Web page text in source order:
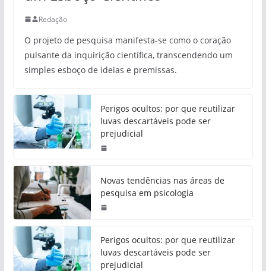
Redação
O projeto de pesquisa manifesta-se como o coração
pulsante da inquirição científica, transcendendo um
simples esboço de ideias e premissas.
Perigos ocultos: por que reutilizar
luvas descartáveis pode ser
prejudicial
Novas tendências nas áreas de
pesquisa em psicologia
Perigos ocultos: por que reutilizar
luvas descartáveis pode ser
prejudicial